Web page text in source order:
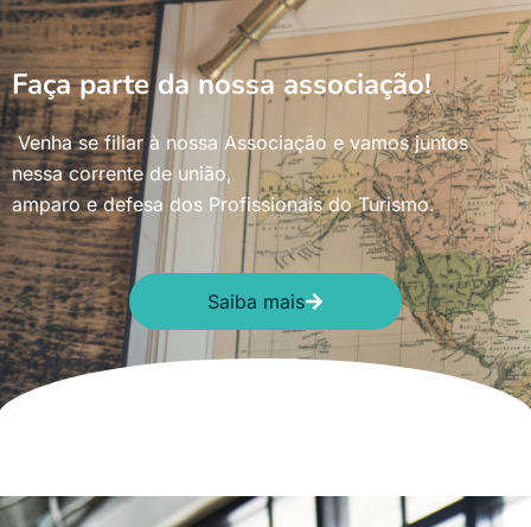
Faça parte da nossa associação!
Venha se filiar à nossa Associação e vamos juntos
nessa corrente de união,
amparo e defesa dos Profissionais do Turismo.
Saiba mais